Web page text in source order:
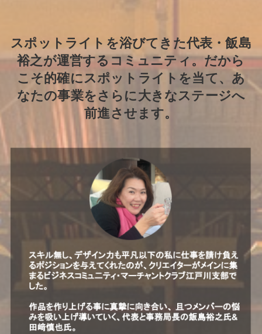
スポットライトを浴びてきた代表・飯島
裕之が運営するコミュニティ。だから
こそ的確にスポットライトを当て、あ
なたの事業をさらに大きなステージへ
前進させます。